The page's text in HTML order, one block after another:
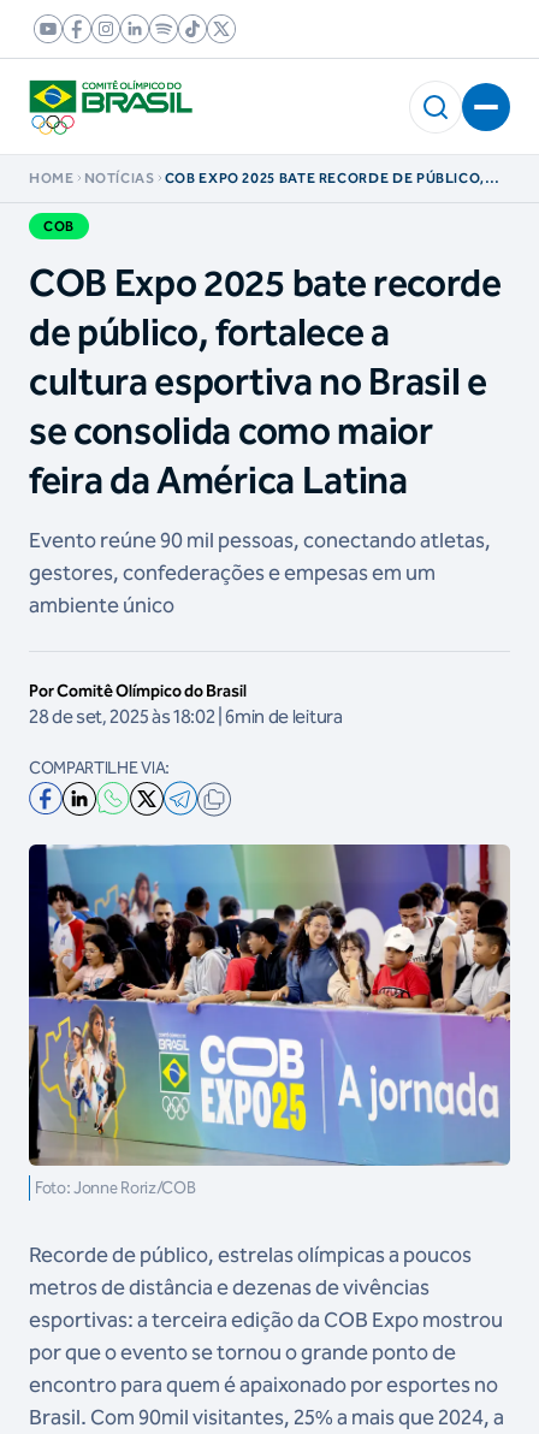
HOME NOTÍCIAS
COB EXPO 2025 BATE RECORDE DE PÚBLICO,
COB
COB Expo 2025 bate recorde
de público, fortalece a
cultura esportiva no Brasil e
se consolida como maior
feira da América Latina
Evento reúne 90 mil pessoas, conectando atletas,
gestores, confederações e empesas em um
ambiente único
Por Comitê Olímpico do Brasil
28 de set, 2025 às 18:02 | 6min de leitura
COMPARTILHE VIA:
Foto: Jonne Roriz/COB
Recorde de público, estrelas olímpicas a poucos
metros de distância e dezenas de vivências
esportivas: a terceira edição da COB Expo mostrou
por que o evento se tornou o grande ponto de
encontro para quem é apaixonado por esportes no
Brasil. Com 90mil visitantes, 25% a mais que 2024, a